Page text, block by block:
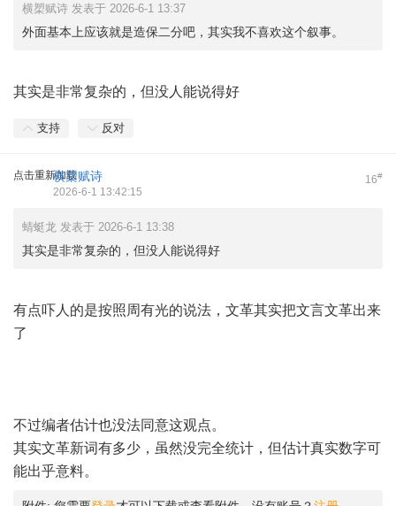
横槊赋诗 发表于 2026-6-1 13:37
外面基本上应该就是造保二分吧，其实我不喜欢这个叙事。
其实是非常复杂的，但没人能说得好
支持 反对
点击重新加载 16#
横槊赋诗
2026-6-1 13:42:15
蜻蜓龙 发表于 2026-6-1 13:38
其实是非常复杂的，但没人能说得好
有点吓人的是按照周有光的说法，文革其实把文言文革出来
了
不过编者估计也没法同意这观点。
其实文革新词有多少，虽然没完全统计，但估计真实数字可
能出乎意料。